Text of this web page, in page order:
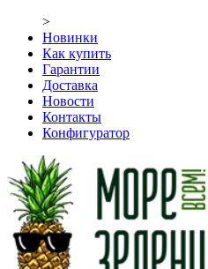
>
Новинки
Как купить
Гарантии
Доставка
Новости
Контакты
Конфигуратор